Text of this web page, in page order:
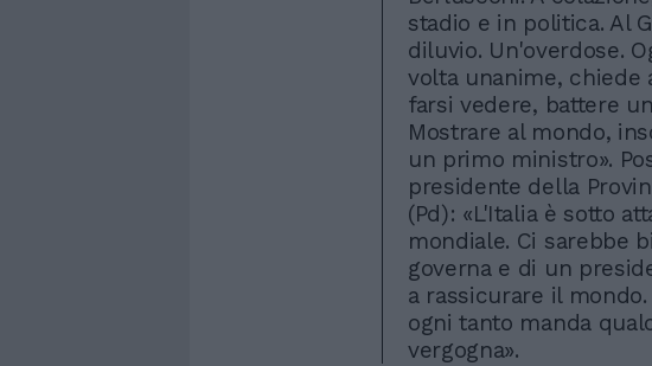
stadio e in politica. Al
diluvio. Un'overdose.
volta unanime, chiede
farsi vedere, battere
Mostrare al mondo,
un primo ministro».
presidente della
(Pd): «L'Italia è sotto
mondiale. Ci sarebbe
governa e di un
a rassicurare il
ogni tanto manda
vergogna».